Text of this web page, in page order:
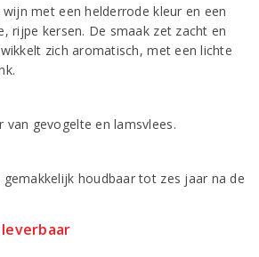
met een helderrode kleur en een
rijpe kersen. De smaak zet zacht en
zich aromatisch, met een lichte
van gevogelte en lamsvlees.
houdbaar tot zes jaar na de